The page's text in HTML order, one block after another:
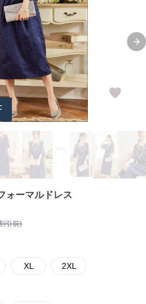
ォーマルドレス
引前)
XL 2XL